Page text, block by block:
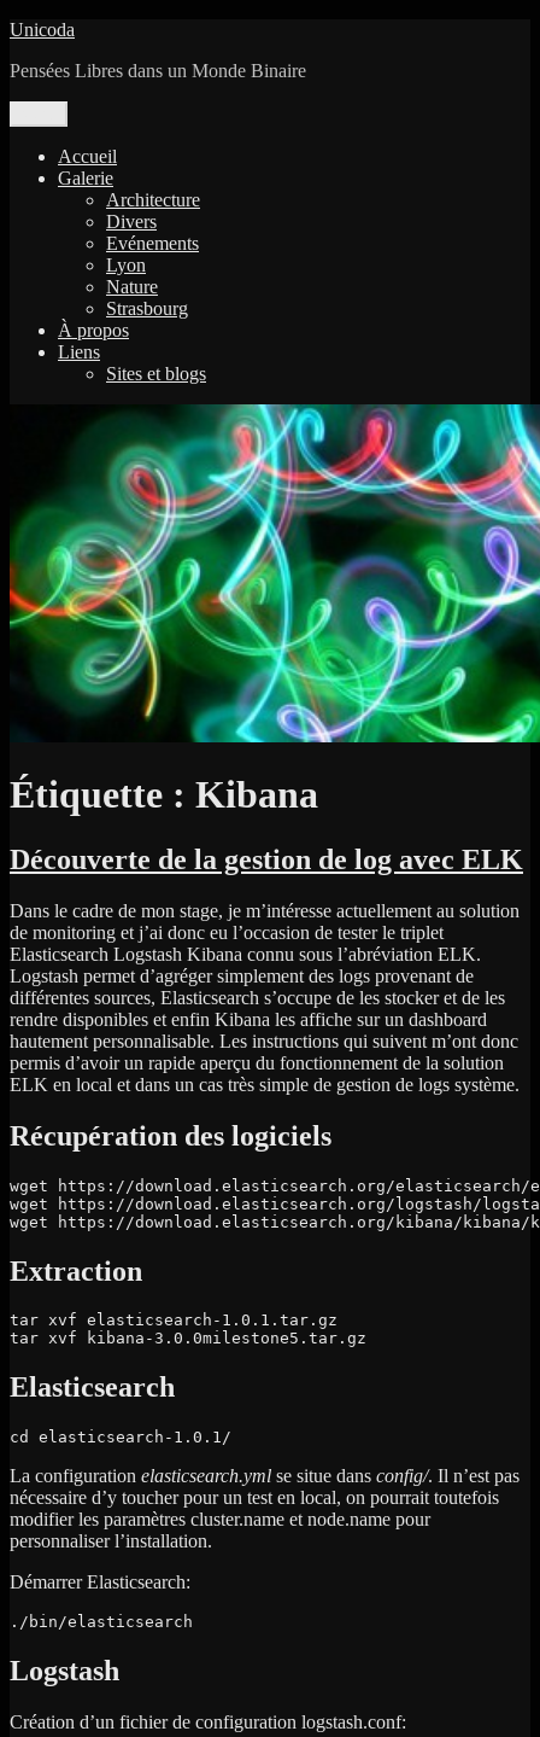
Aller
contenu
Unicoda
Pensées Libres dans un Monde Binaire
Accueil
Galerie
Architecture
Divers
Evénements
Lyon
Nature
Strasbourg
À propos
Liens
Sites et blogs
Étiquette : Kibana
Découverte de la gestion de log avec ELK
Dans le cadre de mon stage, je m’intéresse actuellement au solution
de monitoring et j’ai donc eu l’occasion de tester le triplet
Elasticsearch Logstash Kibana connu sous l’abréviation ELK.
Logstash permet d’agréger simplement des logs provenant de
différentes sources, Elasticsearch s’occupe de les stocker et de les
rendre disponibles et enfin Kibana les affiche sur un dashboard
hautement personnalisable. Les instructions qui suivent m’ont donc
permis d’avoir un rapide aperçu du fonctionnement de la solution
ELK en local et dans un cas très simple de gestion de logs système.
Récupération des logiciels
wget https://download.elasticsearch.org/
wget https://download.elasticsearch.org/logstash/
wget https://download.elasticsearch.org/kibana/kibana/
Extraction
tar xvf elasticsearch-1.0.1.tar.gz
tar xvf kibana-3.0.0milestone5.tar.gz
Elasticsearch
cd elasticsearch-1.0.1/
La configuration elasticsearch.yml se situe dans config/. Il n’est pas
nécessaire d’y toucher pour un test en local, on pourrait toutefois
modifier les paramètres cluster.name et node.name pour
personnaliser l’installation.
Démarrer Elasticsearch:
./bin/elasticsearch
Logstash
Création d’un fichier de configuration logstash.conf: